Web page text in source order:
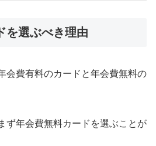
を選ぶべき理由
会費有料のカードと年会費無料の
ず年会費無料カードを選ぶことが